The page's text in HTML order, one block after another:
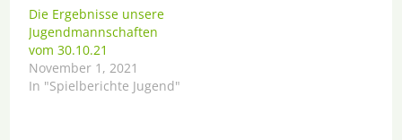
Die Ergebnisse unsere
Jugendmannschaften
vom 30.10.21
November 1, 2021
In "Spielberichte Jugend"